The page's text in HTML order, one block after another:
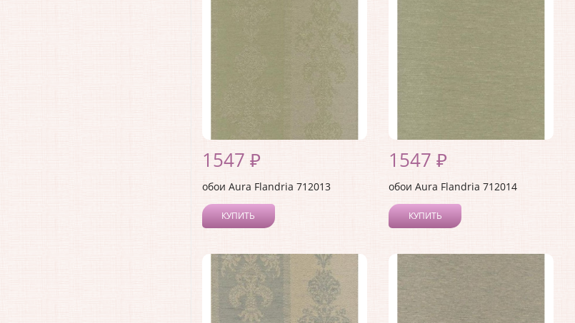
1547 ₽
обои Aura Flandria 712013
КУПИТЬ
1547 ₽
обои Aura Flandria 712014
КУПИТЬ